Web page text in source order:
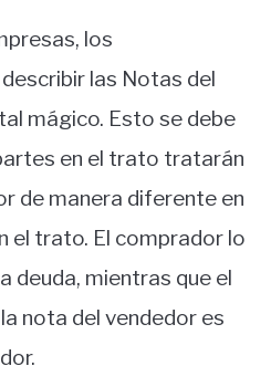
los
las Notas del
mágico. Esto se debe
en el trato tratarán
de manera diferente en
el trato. El comprador lo
deuda, mientras que el
nota del vendedor es